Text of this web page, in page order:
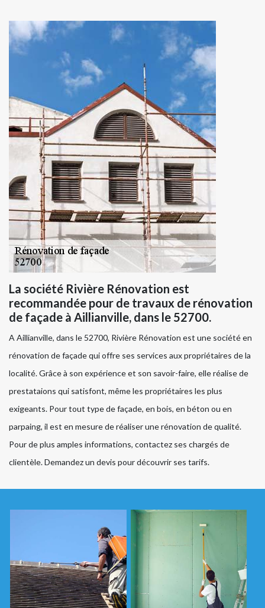
La société Rivière Rénovation est
recommandée pour de travaux de rénovation
de façade à Aillianville, dans le 52700.
A Aillianville, dans le 52700, Rivière Rénovation est une société en
rénovation de façade qui offre ses services aux propriétaires de la
localité. Grâce à son expérience et son savoir-faire, elle réalise de
prestataions qui satisfont, même les propriétaires les plus
exigeants. Pour tout type de façade, en bois, en béton ou en
parpaing, il est en mesure de réaliser une rénovation de qualité.
Pour de plus amples informations, contactez ses chargés de
clientèle. Demandez un devis pour découvrir ses tarifs.